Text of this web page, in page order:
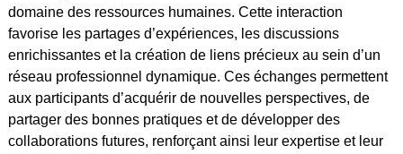
domaine des ressources humaines. Cette interaction
favorise les partages d’expériences, les discussions
enrichissantes et la création de liens précieux au sein d’un
réseau professionnel dynamique. Ces échanges permettent
aux participants d’acquérir de nouvelles perspectives, de
partager des bonnes pratiques et de développer des
collaborations futures, renforçant ainsi leur expertise et leur